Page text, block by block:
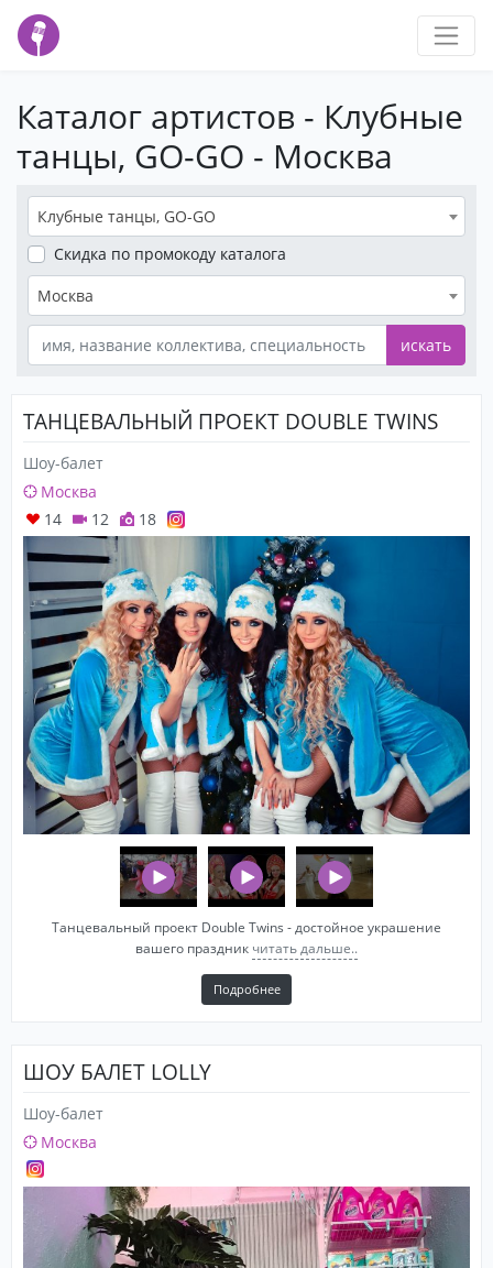
Каталог артистов - Клубные
танцы, GO-GO - Москва
Клубные танцы, GO-GO
Скидка по промокоду каталога
Москва
искать
ТАНЦЕВАЛЬНЫЙ ПРОЕКТ DOUBLE TWINS
Шоу-балет
Москва
14
12 18
Танцевальный проект Double Twins - достойное украшение
вашего праздник читать дальше..
Подробнее
ШОУ БАЛЕТ LOLLY
Шоу-балет
Москва